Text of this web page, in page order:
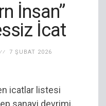
İnsan”
İcat
7 ŞUBAT 2026
icatlar listesi
sanayi devrimi,